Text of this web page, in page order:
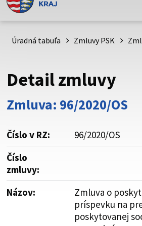
Toto je oficiálna webová stránka
psk.sk.
Buďte pozorní a vždy sa uistite, že
cez zabezpečenú webovú stránku.
vždy začína https:// pred názvom
Úradná tabuľa Zmluvy PSK
Detail zmluvy
Zmluva: 96/2020/OS
Číslo v RZ:
96/2020/OS
Číslo
zmluvy:
Názov:
Zmluva o
príspevku na
poskytovanej